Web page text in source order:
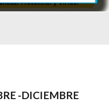
-DICIEMBRE